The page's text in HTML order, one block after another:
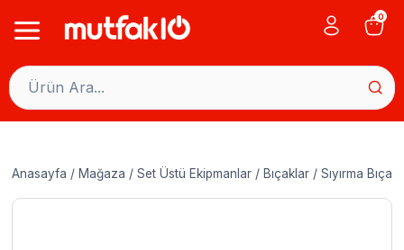
0
Anasayfa / Mağaza / Set Üstü Ekipmanlar / Bıçaklar / Sıyırma